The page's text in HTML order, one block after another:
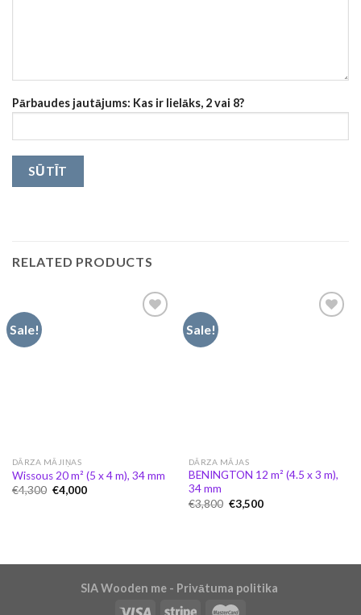
Pārbaudes jautājums: Kas ir lielāks, 2 vai 8?
RELATED PRODUCTS
Sale!
DĀRZA MĀJIŅAS
Wissous 20 m² (5 x 4 m), 34 mm
€4,300 Original
price
€4,000Current
Sale!
DĀRZA MĀJAS
BENINGTON 12 m² (4.5 x 3 m),
34 mm
€3,800 Original
price
€3,500Current
SIA Wooden me - Privātuma politika